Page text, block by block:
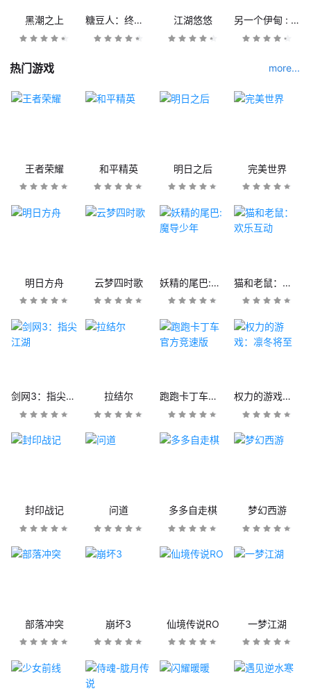
黑潮之上 糖豆人：终极淘汰赛 江湖悠悠 另一个伊甸 : 超越时空的猫
热门游戏 more...
王者荣耀 和平精英 明日之后 完美世界
明日方舟 云梦四时歌 妖精的尾巴:魔导少年 猫和老鼠：欢乐互动
剑网3：指尖江湖 拉结尔 跑跑卡丁车官方竞速版 权力的游戏：凛冬将至
封印战记 问道 多多自走棋 梦幻西游
部落冲突 崩坏3 仙境传说RO 一梦江湖